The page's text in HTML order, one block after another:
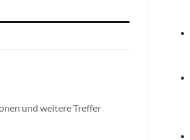
und weitere Treffer